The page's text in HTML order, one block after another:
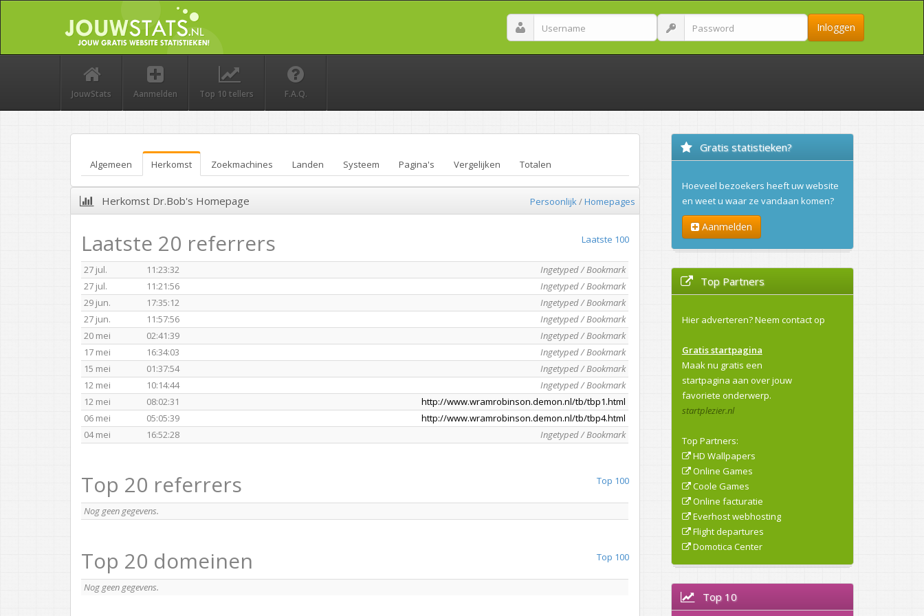
Inloggen
JouwStats Aanmelden Top 10 tellers F.A.Q.
Algemeen Herkomst Zoekmachines Landen Systeem Pagina's Vergelijken Totalen
Herkomst Dr.Bob's Homepage Persoonlijk /Homepages
Laatste 100
Laatste 20 referrers
27 jul. 11:23:32
Ingetyped / Bookmark
27 jul.
11:21:56
Ingetyped / Bookmark
29 jun.
17:35:12
Ingetyped / Bookmark
27 jun.
11:57:56
Ingetyped / Bookmark
20 mei
02:41:39
Ingetyped / Bookmark
17 mei
16:34:03
Ingetyped / Bookmark
15 mei
01:37:54
Ingetyped / Bookmark
12 mei
10:14:44
Ingetyped / Bookmark
12 mei
08:02:31
http://www.wramrobinson.demon.nl/tb/tbp1.html
06 mei
05:05:39
http://www.wramrobinson.demon.nl/tb/tbp4.html
04 mei
16:52:28 Ingetyped / Bookmark
Top 100
Top 20 referrers
Nog geen gegevens.
Top 100
Top 20 domeinen
Nog geen gegevens.
Gratis statistieken?
Hoeveel bezoekers heeft uw website
en weet u waar ze vandaan komen?
Aanmelden
Top Partners
Hier adverteren?Neem contact op
Gratis startpagina
Maak nu gratis een
startpagina aan over jouw
favoriete onderwerp.
startplezier.nl
Top Partners:
HD Wallpapers
Online Games
Coole Games
Online facturatie
Everhost webhosting
Flight departures
Domotica Center
Top 10